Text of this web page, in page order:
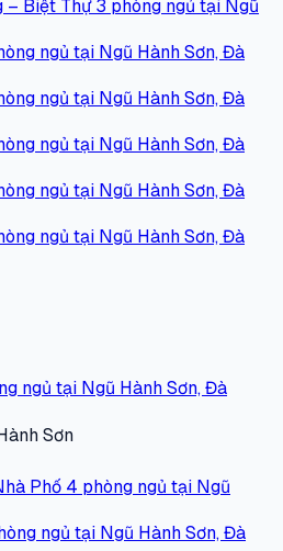
ngủ tại Ngũ Hành Sơn, Đà
Sơn